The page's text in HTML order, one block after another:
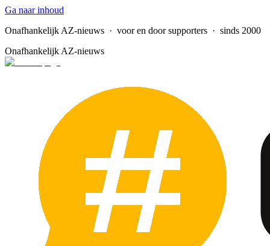
Ga naar inhoud
Onafhankelijk AZ-nieuws · voor en door supporters · sinds 2000
Onafhankelijk AZ-nieuws